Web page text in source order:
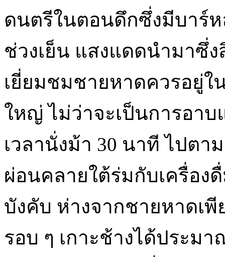
ดนตรีในตอนดึกซึ่งมีบาร์
ช่วงเย็น แสงแดดนำมาซึ่
เยี่ยมชมชายหาดควรอยู่ใ
ใหญ่ ไม่ว่าจะเป็นการอา
เวลานั่งม้า 30 นาที ไปต
ผ่อนคลายใต้ร่มกับเครื่อง
บังคับ ห่างจากชายหาดเ
รอบ ๆ เกาะช้างได้ประม